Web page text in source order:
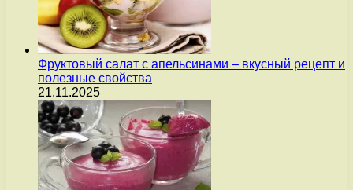
Фруктовый салат с апельсинами – вкусный рецепт и
полезные свойства
21.11.2025